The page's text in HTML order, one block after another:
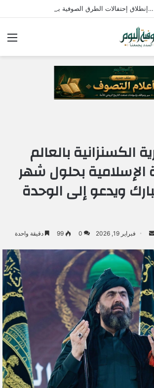
الكسنزانية بالعالم
الإسلامية بحلول شهر
ويدعو إلى الوحدة
س
ل
ر
د
ا
إ
ل
ك
فبراير 19, 2026 0
99 دقيقة واحدة